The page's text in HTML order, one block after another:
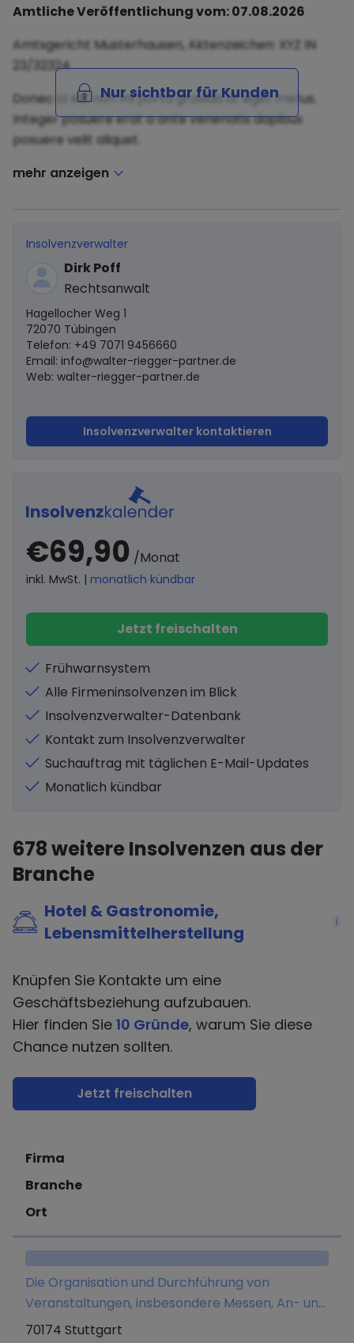
Amtliche Veröffentlichung vom: 07.08.2026
Amtsgericht Musterhausen, Aktenzeichen: XYZ IN
23/32324
Donec id elit non mi porta gravida at eget metus.
Integer posuere erat a ante venenatis dapibus
posuere velit aliquet.
Nur sichtbar für Kunden
mehr anzeigen
Insolvenzverwalter
Dirk Poff
Rechtsanwalt
Hagellocher Weg 1
72070 Tübingen
Telefon: +49 7071 9456660
Email: info@walter-riegger-partner.de
Web: walter-riegger-partner.de
Insolvenzverwalter kontaktieren
€69,90 /Monat
inkl. MwSt. | monatlich kündbar
Jetzt freischalten
Frühwarnsystem
Alle Firmeninsolvenzen im Blick
Insolvenzverwalter-Datenbank
Kontakt zum Insolvenzverwalter
Suchauftrag mit täglichen E-Mail-Updates
Monatlich kündbar
678weitere Insolvenzen aus der
Branche
Hotel & Gastronomie,
Lebensmittelherstellung
i
Knüpfen Sie Kontakte um eine
Geschäftsbeziehung aufzubauen.
Hier finden Sie 10 Gründe, warum Sie diese
Chance nutzen sollten.
Jetzt freischalten
Firma
Branche
Ort
Die Organisation und Durchführung von
Veranstaltungen, insbesondere Messen, An- und
Verkauf von Cateringrechten, Betrieb eigener
70174 Stuttgart